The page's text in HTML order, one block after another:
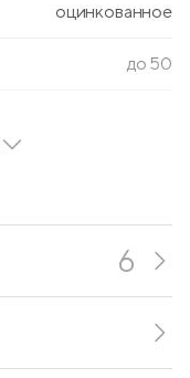
оцинкованное
до 50
6